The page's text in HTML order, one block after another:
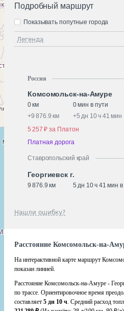
Подробный маршрут
Легенда
Показывать попутные города
Россия
Комсомольск-на-Амуре
0 км
0 мин в пути
+9 876.9 км +5 дн 10 ч 41 мин
5 257 ₽ за Платон
Платная дорога
Ставропольский край
Георгиевск г.
9 876.9 км 5 дн 10 ч 41 мин в
Нашли ошибку?
Расстояние Комсомольск-на-
На интерактивной карте маршрут
показан линией.
Расстояние Комсомольск-на-Амуре -
по трассе. Ориентировочное время
составляет 5 дн 10 ч. Средний расход